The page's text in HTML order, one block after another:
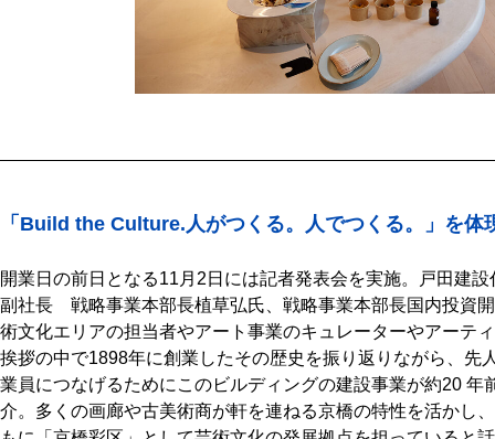
「Build the Culture.人がつくる。人でつくる。」を体
開業日の前日となる11月2日には記者発表会を実施。戸田建
副社長 戦略事業本部長植草弘氏、戦略事業本部長国内投資
術文化エリアの担当者やアート事業のキュレーターやアーテ
挨拶の中で1898年に創業したその歴史を振り返りながら、先
業員につなげるためにこのビルディングの建設事業が約20 年
介。多くの画廊や古美術商が軒を連ねる京橋の特性を活かし